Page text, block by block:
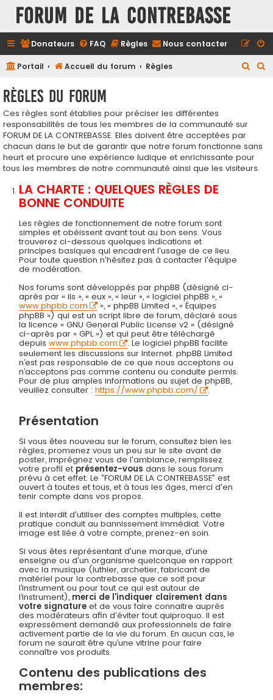
FORUM DE LA CONTREBASSE
Donateurs FAQ Règles Nous contacter
Portail Accueil du forum Règles
r
c
Règles du forum
Ces règles sont établies pour préciser les différentes
responsabilités de tous les membres de la communauté sur
FORUM DE LA CONTREBASSE. Elles doivent être acceptées par
chacun dans le but de garantir que notre forum fonctionne sans
heurt et procure une expérience ludique et enrichissante pour
tous les membres de notre communauté ainsi que les visiteurs.
LA CHARTE : QUELQUES RÈGLES DE
BONNE CONDUITE
Les règles de fonctionnement de notre forum sont
simples et obéissent avant tout au bon sens. Vous
trouverez ci-dessous quelques indications et
principes basiques qui encadrent l'usage de ce lieu.
Pour toute question n'hésitez pas à contacter l'équipe
de modération.
Nos forums sont développés par phpBB (désigné ci-
après par « ils », « eux », « leur », « logiciel phpBB », «
www.phpbb.com
», « phpBB Limited », « Équipes
phpBB ») qui est un script libre de forum, déclaré sous
la licence « GNU General Public License v2 » (désigné
ci-après par « GPL ») et qui peut être téléchargé
depuiswww.phpbb.com
. Le logiciel phpBB facilite
seulement les discussions sur Internet. phpBB Limited
n’est pas responsable de ce que nous acceptons ou
n’acceptons pas comme contenu ou conduite permis.
Pour de plus amples informations au sujet de phpBB,
veuillez consulter :https://www.phpbb.com/ .
Présentation
Si vous êtes nouveau sur le forum, consultez bien les
règles, promenez vous un peu sur le site avant de
poster, imprégnez vous de l'ambiance, remplissez
votre profil et présentez-vous dans le sous forum
prévu à cet effet. Le ”FORUM DE LA CONTREBASSE” est
ouvert à toutes et tous, et à tous les âges, merci d'en
tenir compte dans vos propos.
Il est interdit d'utiliser des comptes multiples, cette
pratique conduit au bannissement immédiat. Votre
image est liée à votre compte, prenez-en soin.
Si vous êtes représentant d'une marque, d'une
enseigne ou d'un organisme quelconque en rapport
avec la musique (luthier, archetier, fabricant de
matériel pour la contrebasse que ce soit pour
l’instrument ou pour tout ce qui est autour de
l’instrument), merci de l'indiquer clairement dans
votre signature et de vous faire connaitre auprès
des modérateurs afin d'éviter tout quiproquo. Il est
expressément demandé aux professionnels de faire
activement partie de la vie du forum. En aucun cas, le
forum ne saurait être qu’une vitrine pour faire
connaître vos produits.
Contenu des publications des
membres: